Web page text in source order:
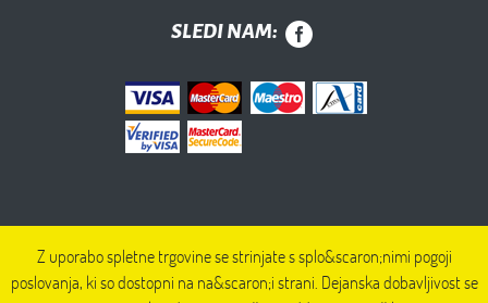
SLEDI NAM:
Z uporabo spletne trgovine se strinjate s splo&scaron;nimi pogoji
poslovanja, ki so dostopni na na&scaron;i strani. Dejanska dobavljivost se